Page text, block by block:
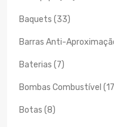
Baquets (33)
Barras Anti-
Baterias (7)
Bombas Combustível
Botas (8)